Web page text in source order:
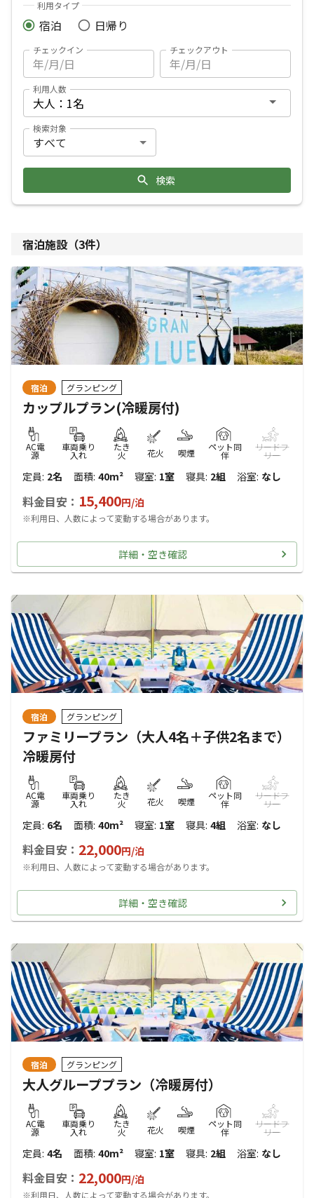
利用タイプ
宿泊 日帰り
チェックイン チェックアウト
利用人数
検索対象
検索
宿泊施設（3件）
宿泊 グランピング
カップルプラン(冷暖房付)
AC電
源
車両乗り
入れ
たき
火 花火 喫煙
ペット同
伴
リードフ
リー
定員: 2名 面積: 40m² 寝室: 1室 寝具: 2組 浴室: なし
料金目安： 15,400円/泊
※利用日、人数によって変動する場合があります。
詳細・空き確認
宿泊 グランピング
ファミリープラン（大人4名＋子供2名まで）
冷暖房付
AC電
源
車両乗り
入れ
たき
火 花火 喫煙
ペット同
伴
リードフ
リー
定員: 6名 面積: 40m² 寝室: 1室 寝具: 4組 浴室: なし
料金目安： 22,000円/泊
※利用日、人数によって変動する場合があります。
詳細・空き確認
宿泊 グランピング
大人グループプラン（冷暖房付）
AC電
源
車両乗り
入れ
たき
火 花火 喫煙
ペット同
伴
リードフ
リー
定員: 4名 面積: 40m² 寝室: 1室 寝具: 2組 浴室: なし
料金目安： 22,000円/泊
※利用日、人数によって変動する場合があります。